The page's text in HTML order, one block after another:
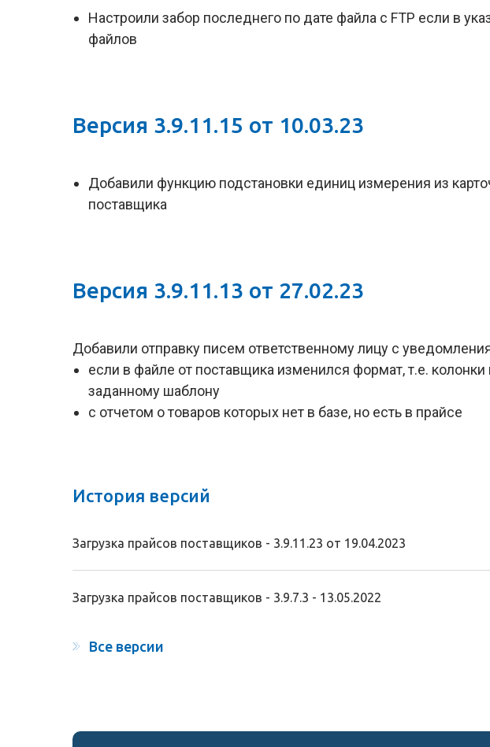
Настроили забор последнего по дате файла с FTP если в
файлов
Версия 3.9.11.15 от 10.03.23
Добавили функцию подстановки единиц измерения из
поставщика
Версия 3.9.11.13 от 27.02.23
Добавили отправку писем ответственному лицу с
если в файле от поставщика изменился формат, т.е. колонки
заданному шаблону
с отчетом о товаров которых нет в базе, но есть в прайсе
История версий
Загрузка прайсов поставщиков - 3.9.11.23 от 19.04.2023
Загрузка прайсов поставщиков - 3.9.7.3 - 13.05.2022
Все версии